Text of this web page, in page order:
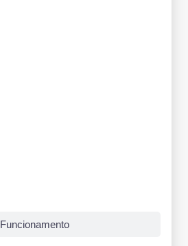
Funcionamento